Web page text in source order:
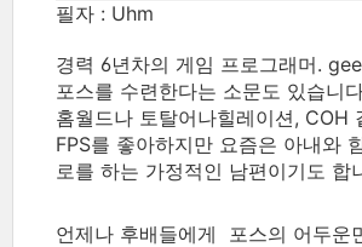
필자 : Uhm
경력 6년차의 게임 프로그래머.
포스를 수련한다는 소문도 있습니
홈월드나 토탈어나힐레이션, COH
FPS를 좋아하지만 요즘은 아내와
로를 하는 가정적인 남편이기도 합
언제나 후배들에게 포스의 어두운